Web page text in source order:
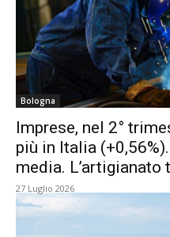
Bologna
Imprese, nel 2°
più in Italia
media. L’artigianato
27 Luglio 2026